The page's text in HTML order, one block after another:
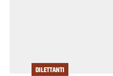
DILETTANTI